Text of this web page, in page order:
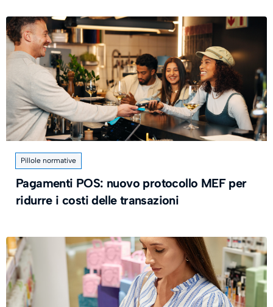
Pillole normative
Pagamenti POS: nuovo protocollo MEF per
ridurre i costi delle transazioni